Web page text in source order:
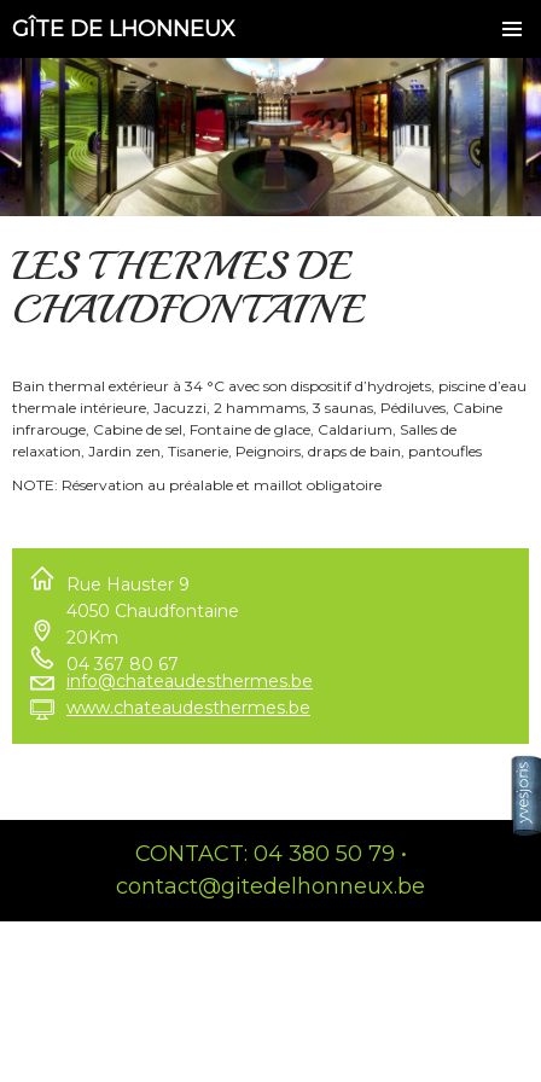
GÎTE DE LHONNEUX
LES THERMES DE
CHAUDFONTAINE
Bain thermal extérieur à 34 °C avec son dispositif d’hydrojets, piscine d’eau
thermale intérieure, Jacuzzi, 2 hammams, 3 saunas, Pédiluves, Cabine
infrarouge, Cabine de sel, Fontaine de glace, Caldarium, Salles de
relaxation, Jardin zen, Tisanerie, Peignoirs, draps de bain, pantoufles
NOTE: Réservation au préalable et maillot obligatoire
Rue Hauster 9
4050 Chaudfontaine
20Km
04 367 80 67
info@chateaudesthermes.be
www.chateaudesthermes.be
CONTACT: 04 380 50 79 •
contact@gitedelhonneux.be